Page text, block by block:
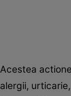
Acestea
alergii,